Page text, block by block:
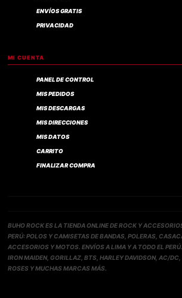
ENVÍOS GRATIS
PRIVACIDAD
MI CUENTA
PANEL DE CONTROL
MIS PEDIDOS
MIS DESCARGAS
MIS DIRECCIONES
MIS DATOS
CARRITO
FINALIZAR COMPRA
BUHO ROCK ES LA TIENDA ONLINE DE ROCK Y
PERÚ: POLOS Y CAMISETAS DE BANDAS, POLERAS,
ACCESORIOS Y MOTOS. ENVÍOS A LIMA Y A TODO EL
IRON MAIDEN, GORILLAZ, BTS, HARLEY DAVIDSON, AC/
ROSES Y MUCHAS MARCAS MÁS.